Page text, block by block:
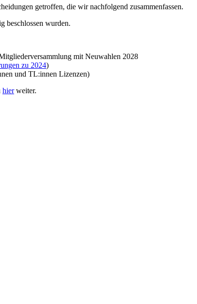
getroffen, die wir nachfolgend zusammenfassen.
beschlossen wurden.
mit Neuwahlen 2028
zu 2024)
und TL:innen Lizenzen)
hierweiter.